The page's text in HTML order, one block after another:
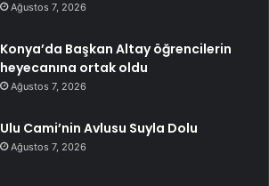
Ağustos 7, 2026
Konya’da Başkan Altay öğrencilerin
heyecanına ortak oldu
Ağustos 7, 2026
Ulu Cami’nin Avlusu Suyla Dolu
Ağustos 7, 2026